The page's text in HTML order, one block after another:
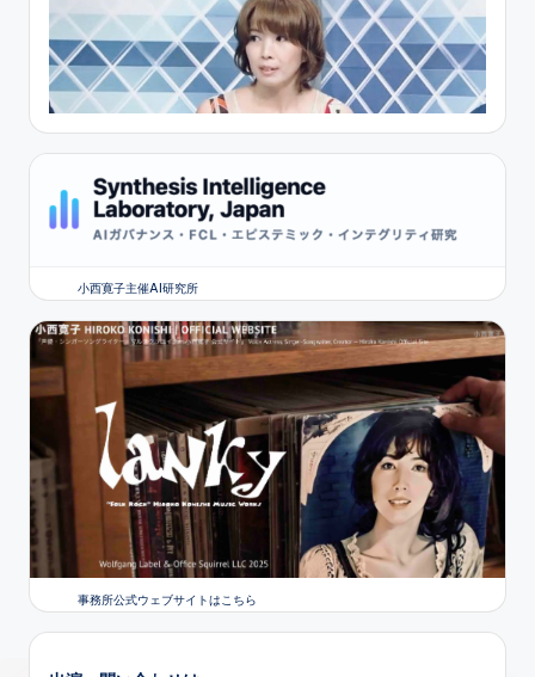
小西寛子主催AI研究所
事務所公式ウェブサイトはこちら